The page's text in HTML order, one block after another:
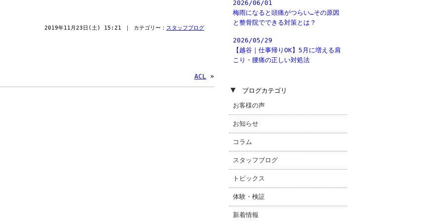
2019年11月23日(土) 15:21 ｜ カテゴリー： スタッフブログ
ACL »
2026/06/01
梅雨になると頭痛がつらい…その原因
と整骨院でできる対策とは？
2026/05/29
【越谷｜仕事帰りOK】5月に増える肩
こり・腰痛の正しい対処法
▼ ブログカテゴリ
お客様の声
お知らせ
コラム
スタッフブログ
トピックス
体験・検証
新着情報